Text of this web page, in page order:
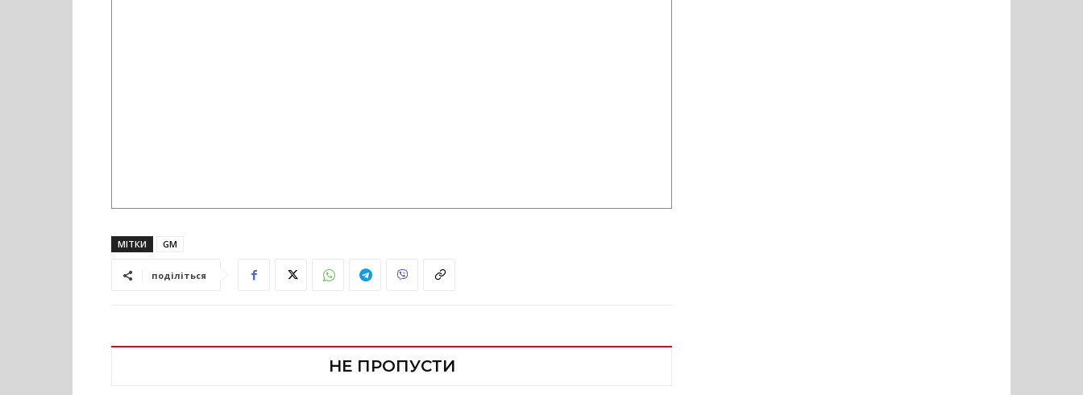
МІТКИ GM
поділіться
НЕ ПРОПУСТИ